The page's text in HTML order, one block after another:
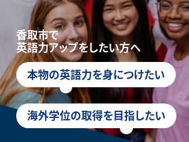
香取市で
英語力アップをしたい方へ
本物の英語力を身につけたい
海外学位の取得を目指したい